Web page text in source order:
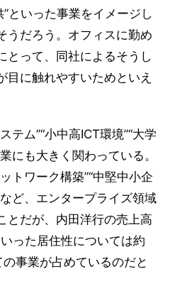
といった事業をイメージし
うだろう。オフィスに勤め
とって、同社によるそうし
目に触れやすいためといえ
テム”“小中高ICT環境”“大学
にも大きく関わっている。
トワーク構築”“中堅中小企
ど、エンタープライズ領域
とだが、内田洋行の売上高
った居住性については約
事業が占めているのだと